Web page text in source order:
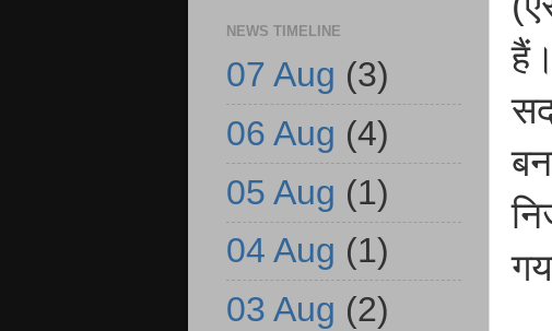
NEWS TIMELINE
07 Aug (3)
06 Aug (4)
05 Aug (1)
04 Aug (1)
03 Aug (2)